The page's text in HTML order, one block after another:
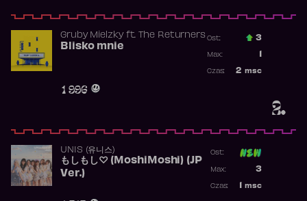
2.
Gruby Mielzkyft. The Returners
Blisko mnie
1 996
Ost.: 3
Max:
2 msc
Czas:
UNIS (유니스)
もしもし♡ (MoshiMoshi) (JP
Ver.)
Ost:
3
Max:
msc
Czas: